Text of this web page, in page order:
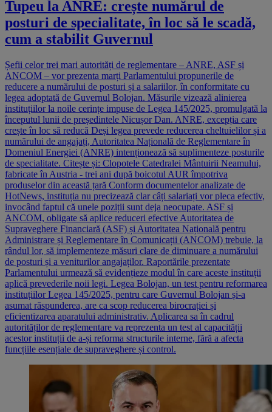
Tupeu la ANRE: crește numărul de
posturi de specialitate, în loc să le scadă,
cum a stabilit Guvernul
Șefii celor trei mari autorități de reglementare – ANRE, ASF și
ANCOM – vor prezenta marți Parlamentului propunerile de
reducere a numărului de posturi și a salariilor, în conformitate cu
legea adoptată de Guvernul Bolojan. Măsurile vizează alinierea
instituțiilor la noile cerințe impuse de Legea 145/2025, promulgată la
începutul lunii de președintele Nicușor Dan. ANRE, excepția care
crește în loc să reducă Deși legea prevede reducerea cheltuielilor și a
numărului de angajați, Autoritatea Națională de Reglementare în
Domeniul Energiei (ANRE) intenționează să suplimenteze posturile
de specialitate. Citește și: Clopotele Catedralei Mântuirii Neamului,
fabricate în Austria - trei ani după boicotul AUR împotriva
produselor din această țară Conform documentelor analizate de
HotNews, instituția nu precizează clar câți salariați vor pleca efectiv,
invocând faptul că unele poziții sunt deja neocupate. ASF și
ANCOM, obligate să aplice reduceri efective Autoritatea de
Supraveghere Financiară (ASF) și Autoritatea Națională pentru
Administrare și Reglementare în Comunicații (ANCOM) trebuie, la
rândul lor, să implementeze măsuri clare de diminuare a numărului
de posturi și a veniturilor angajaților. Raportările prezentate
Parlamentului urmează să evidențieze modul în care aceste instituții
aplică prevederile noii legi. Legea Bolojan, un test pentru reformarea
instituțiilor Legea 145/2025, pentru care Guvernul Bolojan și-a
asumat răspunderea, are ca scop reducerea birocrației și
eficientizarea aparatului administrativ. Aplicarea sa în cadrul
autorităților de reglementare va reprezenta un test al capacității
acestor instituții de a-și reforma structurile interne, fără a afecta
funcțiile esențiale de supraveghere și control.